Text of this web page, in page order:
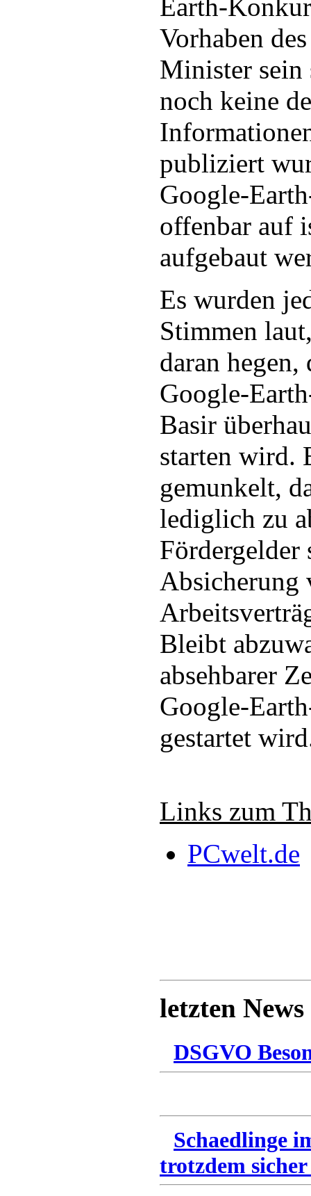
Earth-
Vorhaben
Minister
noch keine
publiziert
Google-
offenbar auf
aufgebaut
Es wurden
Stimmen
daran hegen,
Google-
Basir
starten wird.
gemunkelt,
lediglich zu
Fördergelder
Absicherung
Bleibt
absehbarer
Google-
gestartet
Links zum
PCwelt.de
letzten News
DSGVO
Schaedlinge
trotzdem